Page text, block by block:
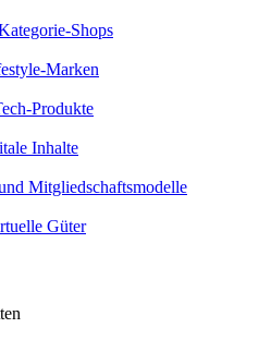
Shops
Marken
Produkte
Inhalte
Mitgliedschaftsmodelle
Güter